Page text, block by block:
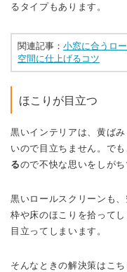
るタイプもあります。
関連記事： 小窓に合うロ
空間に仕上げるコツ
ほこりが目立つ
黒いインテリアは、黄ば
いので目立ちません。で
るので不快な思いをしがち
黒いロールスクリーンも
枠や床のほこりを拾って
目立ってしまいます。
そんなときの解決策はこち